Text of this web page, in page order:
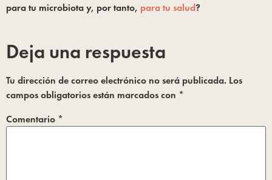
para tu microbiota y, por tanto, para tu salud?
Deja una respuesta
Tu dirección de correo electrónico no será publicada. Los
campos obligatorios están marcados con *
Comentario *